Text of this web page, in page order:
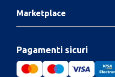
Marketplace
Pagamenti sicuri